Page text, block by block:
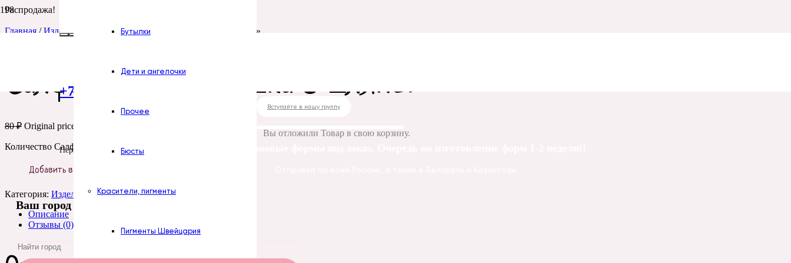
+7 (922) 300-51-06
Пермь
Бутылки
Дети и ангелочки
Прочее
Бюсты
Красители, пигменты
Пигменты Швейцария
Вступайте в нашу группу
Вы отложилиТовар в свою корзину.
Ваш город
Распродажа!
Главная /Изделия их фанеры/ Салфетница «Девушка в шляпе»
Салфетница «Девушка в шляпе»
80₽ Original price was: 80 ₽.
Количество Салфетница «Девушка в шляпе»
Добавить в корзину
Категория: Изделия их фанеры
Описание
Отзывы (0)